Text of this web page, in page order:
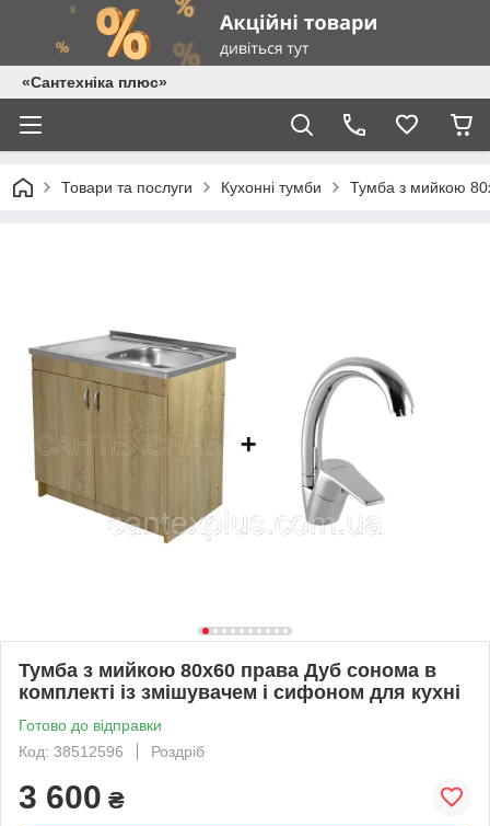
«Сантехніка плюс»
Товари та послуги Кухонні тумби Тумба з мийкою
Тумба з мийкою 80х60 права Дуб сонома в
комплекті із змішувачем і сифоном для кухні
Готово до відправки
Код: 38512596
Роздріб
3 600 ₴